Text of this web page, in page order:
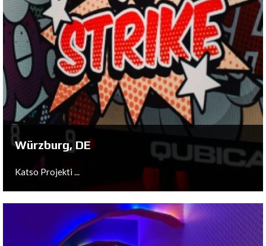
Köln, DE
Katso Projekti ...
Würzburg, DE
Katso Projekti ...